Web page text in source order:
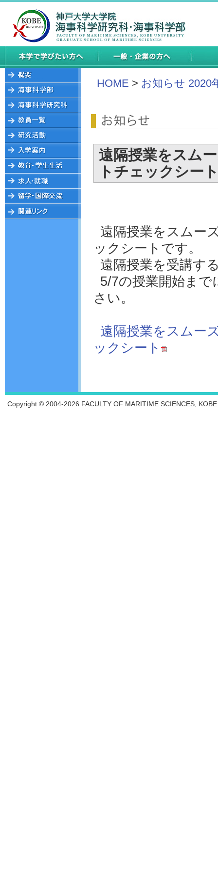
HOME > お知らせ 2020
遠隔授業をスム
トチェックシー
遠隔授業をスムー
ックシートです。
遠隔授業を受講す
5/7の授業開始ま
さい。
遠隔授業をスムー
ックシート
Copyright © 2004-2026 FACULTY OF MARITIME SCIENCES,